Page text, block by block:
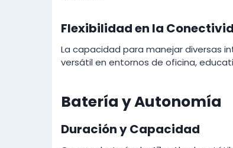
Flexibilidad en la
La capacidad para manejar diversas
versátil en entornos de oficina,
Batería y Autonomía
Duración y Capacidad